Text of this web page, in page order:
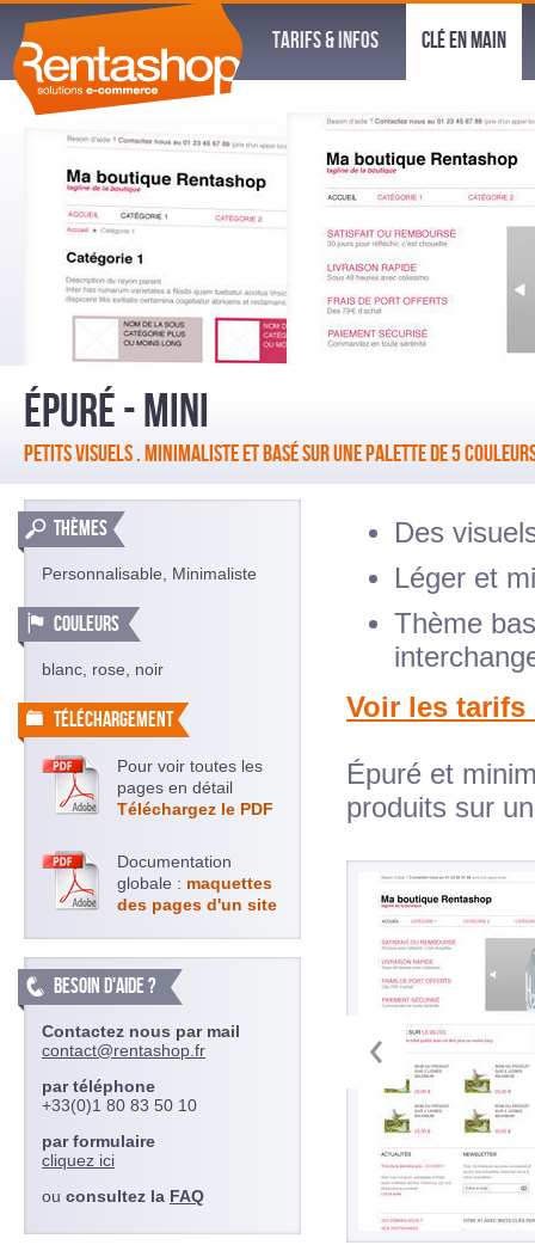
TARIFS & INFOS CLÉ EN MAIN
ÉPURÉ - MINI
PETITS VISUELS . MINIMALISTE ET BASÉ SUR UNE PALETTE DE 5
Des
Léger et
Thème
Voir les tarifs
Épuré et
produits sur
THÈMES
Personnalisable, Minimaliste
COULEURS
blanc, rose, noir
TÉLÉCHARGEMENT
Pour voir toutes les
pages en détail
Téléchargez le PDF
Documentation
globale : maquettes
des pages d'un site
BESOIN D'AIDE ?
Contactez nous par mail
contact@rentashop.fr
par téléphone
+33(0)1 80 83 50 10
par formulaire
cliquez ici
ou consultez la FAQ